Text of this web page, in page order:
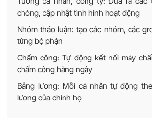
chóng, cập nhật tình hình hoạt động
Nhóm thảo luận: tạo các nhóm, các
từng bộ phận
Chấm công: Tự động kết nối máy
chấm công hàng ngày
Bảng lương: Mỗi cá nhân tự động
lương của chính họ